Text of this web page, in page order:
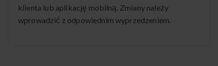
klienta lub aplikację mobilną. Zmiany należy
wprowadzić z odpowiednim wyprzedzeniem.